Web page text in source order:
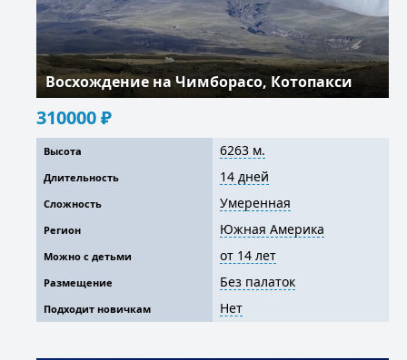
Восхождение на Чимборасо, Котопакси
310000₽
Высота 6263 м.
Длительность 14 дней
Сложность Умеренная
Регион Южная Америка
Можно с детьми от 14 лет
Размещение Без палаток
Подходит новичкам Нет